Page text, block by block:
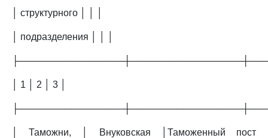
│ структурного │ │ │
│ подразделения │ │ │
│ 1 │ 2 │ 3 │
│ Таможни, │ Внуковская │Таможенный пост